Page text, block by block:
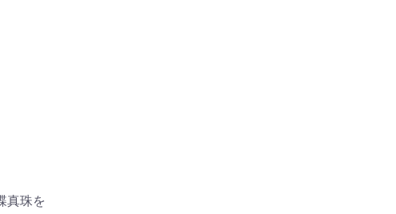
真珠を